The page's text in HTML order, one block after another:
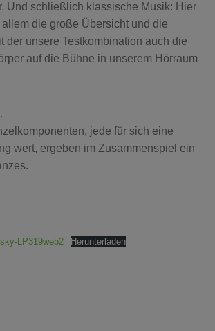
Und schließlich klassische Musik: Hier
die große Übersicht und die
der unsere Testkombination auch die
auf die Bühne in unserem Hörraum
jede für sich eine
wert, ergeben im Zusammenspiel ein
LP319web2 Herunterladen